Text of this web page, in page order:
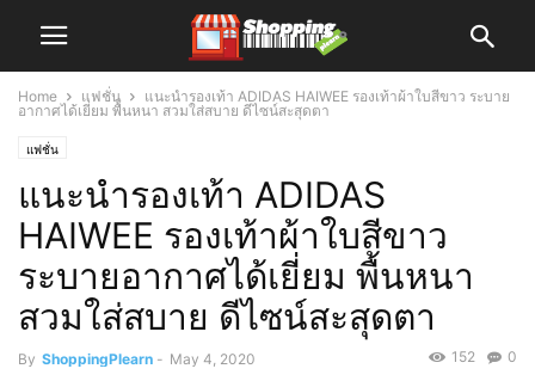
Home แฟชั่น
แนะนำรองเท้า ADIDAS HAIWEE รองเท้าผ้าใบสีขาว ระบาย
อากาศได้เยี่ยม พื้นหนา สวมใส่สบาย ดีไซน์สะสุดตา
แฟชั่น
แนะนำรองเท้า ADIDAS
HAIWEE รองเท้าผ้าใบสีขาว
ระบายอากาศได้เยี่ยม พื้นหนา
สวมใส่สบาย ดีไซน์สะสุดตา
By ShoppingPlearn - May 4, 2020 0
152